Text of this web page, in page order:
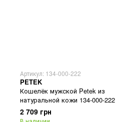
Артикул: 134-000-222
PETEK
Кошелёк мужской Petek из
натуральной кожи 134-000-222
2 709 грн